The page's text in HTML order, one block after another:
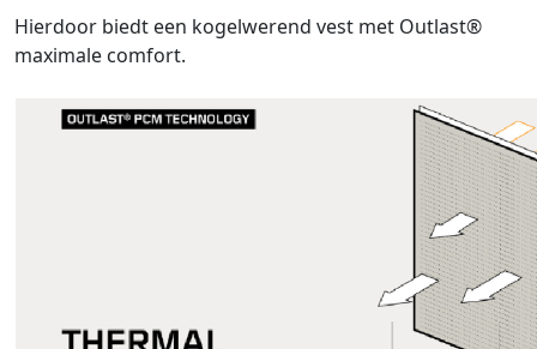
Hierdoor biedt een kogelwerend vest met Outlast®
maximale comfort.